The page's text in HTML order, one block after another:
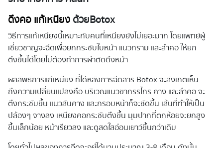
ดึงคอ แก้เหนียงด้วยBotox
วิธีการแก้เหนียงนี้เหมาะกับคนที่เหนียงยังไม่เยอะมาก โดยแพทย์ผู้
เชี่ยวชาญจะฉีดเพื่อยกกระชับใบหน้า แนวกราม และลำคอ ให้ยก
ตึงขึ้นได้โดยไม่ต้องทำการผ่าตัดดึงหน้า
ผลลัพธ์การแก้เหนียง ที่ได้หลังการฉีดสาร Botox จะสังเกตเห็น
ถึงความเปลี่ยนแปลงคือ บริเวณแนวขากรรไกร คาง และลำคอ จะ
ตึงกระชับขึ้น แนวสันคาง และกรอบหน้าก็จะชัดขึ้น เส้นที่ทำให้เป็น
ปล้องๆ จางลง เหนียงคอกระชับตึงขึ้น มุมปากที่ตกห้อยจะยกสูง
ขึ้นเล็กน้อย หน้าเรียวลง และดูสดใสอ่อนเยาว์ขึ้นกว่าเดิม